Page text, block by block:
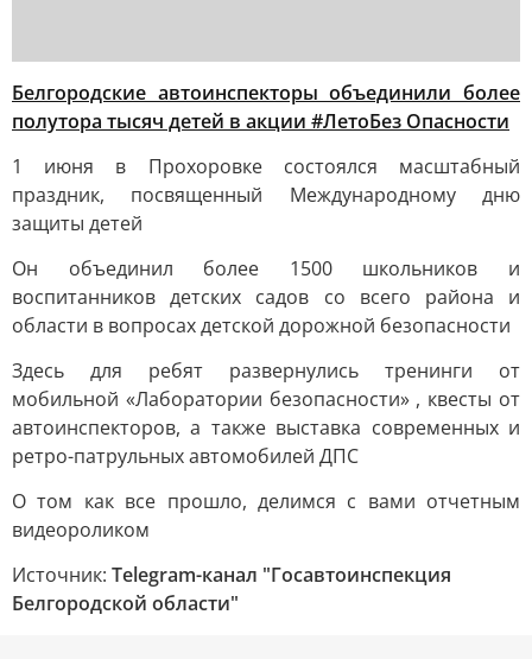
Белгородские автоинспекторы объединили более
полутора тысяч детей в акции #ЛетоБез Опасности
1 июня в Прохоровке состоялся масштабный
праздник, посвященный Международному дню
защиты детей
Он объединил более 1500 школьников и
воспитанников детских садов со всего района и
области в вопросах детской дорожной безопасности
Здесь для ребят развернулись тренинги от
мобильной «Лаборатории безопасности» , квесты от
автоинспекторов, а также выставка современных и
ретро-патрульных автомобилей ДПС
О том как все прошло, делимся с вами отчетным
видеороликом
Источник: Telegram-канал "Госавтоинспекция
Белгородской области"